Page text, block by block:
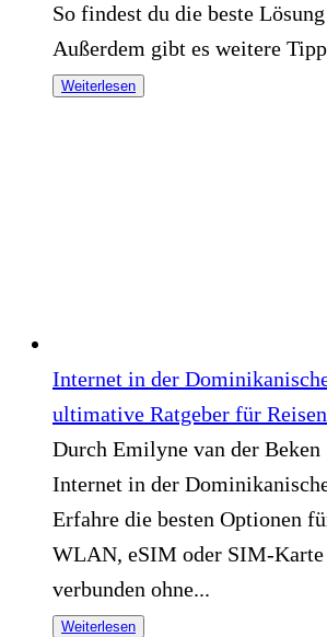
So findest du die beste
Außerdem gibt es weitere
Weiterlesen
Internet in der
ultimative Ratgeber für
Durch Emilyne van der Beken
Internet in der
Erfahre die besten Optionen
WLAN, eSIM oder SIM-
verbunden ohne...
Weiterlesen